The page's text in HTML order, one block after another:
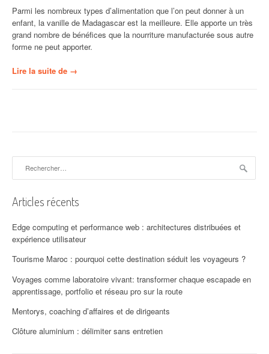
Parmi les nombreux types d’alimentation que l’on peut donner à un
enfant, la vanille de Madagascar est la meilleure. Elle apporte un très
grand nombre de bénéfices que la nourriture manufacturée sous autre
forme ne peut apporter.
Lire la suite de « La
pour
enfants »
→
Articles récents
Edge computing et performance web : architectures distribuées et
expérience utilisateur
Tourisme Maroc : pourquoi cette destination séduit les voyageurs ?
Voyages comme laboratoire vivant: transformer chaque escapade en
apprentissage, portfolio et réseau pro sur la route
Mentorys, coaching d’affaires et de dirigeants
Clôture aluminium : délimiter sans entretien